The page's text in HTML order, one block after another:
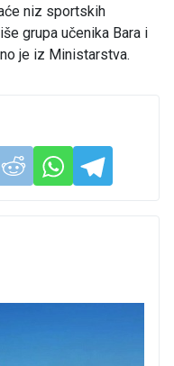
niz sportskih
grupa učenika Bara i
je iz Ministarstva.